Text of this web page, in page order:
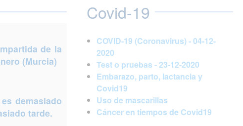
de la
(Murcia)
demasiado
tarde.
Covid-19
COVID-19 (Coronavirus) - 04-12-
2020
Test o pruebas - 23-12-2020
Embarazo, parto, lactancia y
Covid19
Uso de mascarillas
Cáncer en tiempos de Covid19